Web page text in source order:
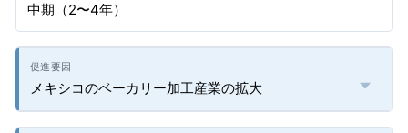
中期（2〜4年）
メキシコのベーカリー加工産業の拡大